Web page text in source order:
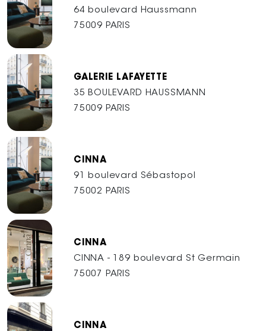
64 boulevard Haussmann
75009 PARIS
GALERIE LAFAYETTE
35 BOULEVARD HAUSSMANN
75009 PARIS
CINNA
91 boulevard Sébastopol
75002 PARIS
CINNA
CINNA - 189 boulevard St Germain
75007 PARIS
CINNA